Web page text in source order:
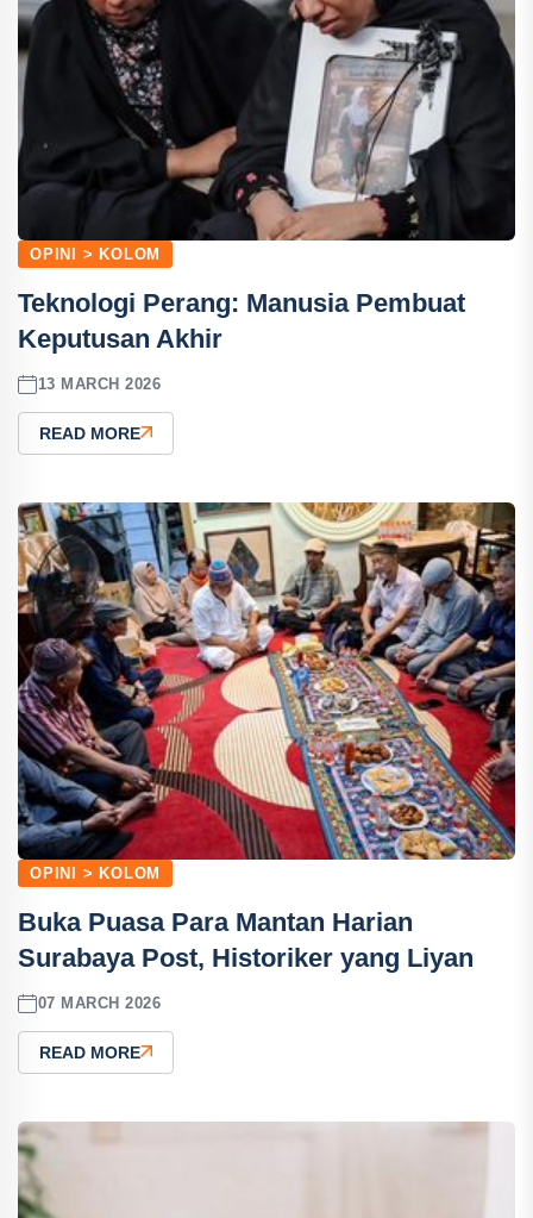
OPINI > KOLOM
Teknologi Perang: Manusia Pembuat
Keputusan Akhir
13 MARCH 2026
READ MORE
OPINI > KOLOM
Buka Puasa Para Mantan Harian
Surabaya Post, Historiker yang Liyan
07 MARCH 2026
READ MORE